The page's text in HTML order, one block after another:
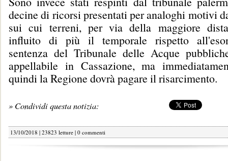
decine di ricorsi presentati per analoghi motivi
sui cui terreni, per via della maggiore
influito di più il temporale rispetto
sentenza del Tribunale delle Acque
appellabile in Cassazione, ma
quindi la Regione dovrà pagare il risarcimento.
» Condividi questa notizia:
13/10/2018 | 23823 letture | 0 commenti